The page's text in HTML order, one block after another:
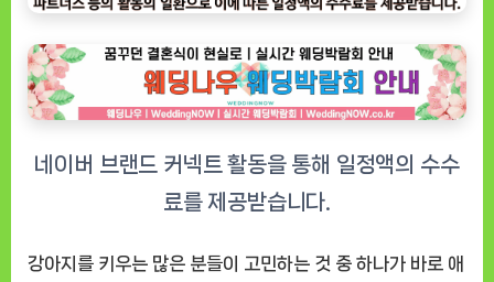
강
지
사
료
수
피
강아지를 키우는 많은 분들이 고민하는 것 중 하나가 바로 애